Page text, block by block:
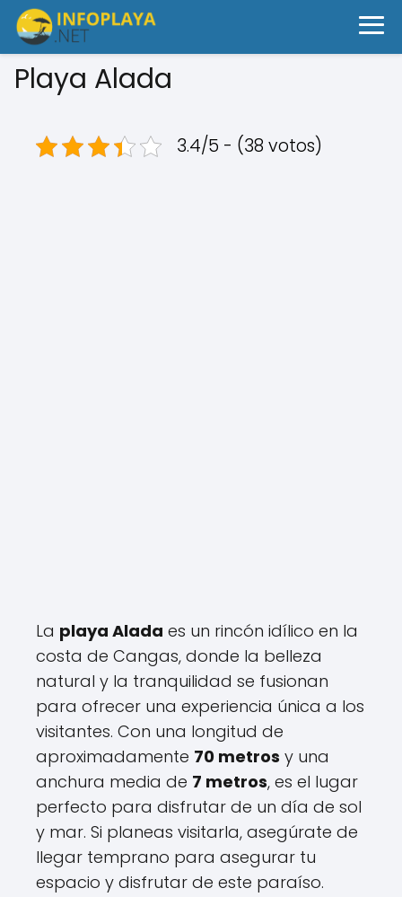
Playa Alada
3.4/5 - (38 votos)
La playa Alada es un rincón idílico en la
costa de Cangas, donde la belleza
natural y la tranquilidad se fusionan
para ofrecer una experiencia única a los
visitantes. Con una longitud de
aproximadamente 70 metros y una
anchura media de 7 metros, es el lugar
perfecto para disfrutar de un día de sol
y mar. Si planeas visitarla, asegúrate de
llegar temprano para asegurar tu
espacio y disfrutar de este paraíso.